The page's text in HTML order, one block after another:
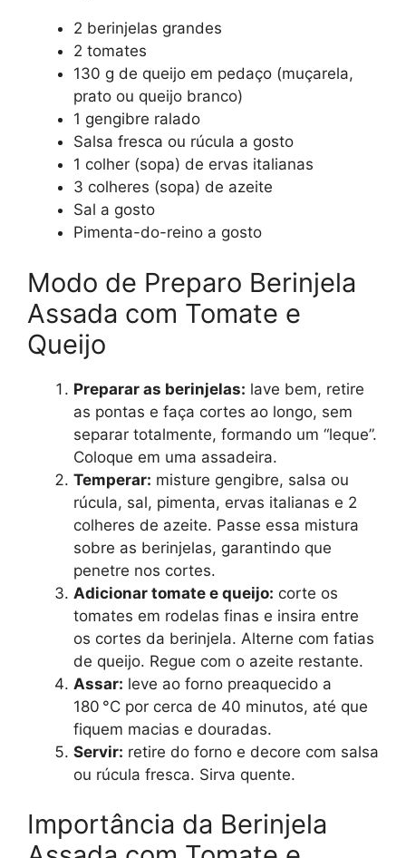
2 berinjelas grandes
2 tomates
130 g de queijo em pedaço (muçarela,
prato ou queijo branco)
1 gengibre ralado
Salsa fresca ou rúcula a gosto
1 colher (sopa) de ervas italianas
3 colheres (sopa) de azeite
Sal a gosto
Pimenta-do-reino a gosto
Modo de Preparo Berinjela
Assada com Tomate e
Queijo
Preparar as berinjelas: lave bem, retire
as pontas e faça cortes ao longo, sem
separar totalmente, formando um “leque”.
Coloque em uma assadeira.
Temperar: misture gengibre, salsa ou
rúcula, sal, pimenta, ervas italianas e 2
colheres de azeite. Passe essa mistura
sobre as berinjelas, garantindo que
penetre nos cortes.
Adicionar tomate e queijo: corte os
tomates em rodelas finas e insira entre
os cortes da berinjela. Alterne com fatias
de queijo. Regue com o azeite restante.
Assar: leve ao forno preaquecido a
180 °C por cerca de 40 minutos, até que
fiquem macias e douradas.
Servir: retire do forno e decore com salsa
ou rúcula fresca. Sirva quente.
Importância da Berinjela